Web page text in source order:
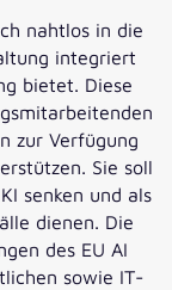
nahtlos in die
integriert
bietet. Diese
zur Verfügung
Sie soll
senken und als
dienen. Die
des EU AI
sowie IT-